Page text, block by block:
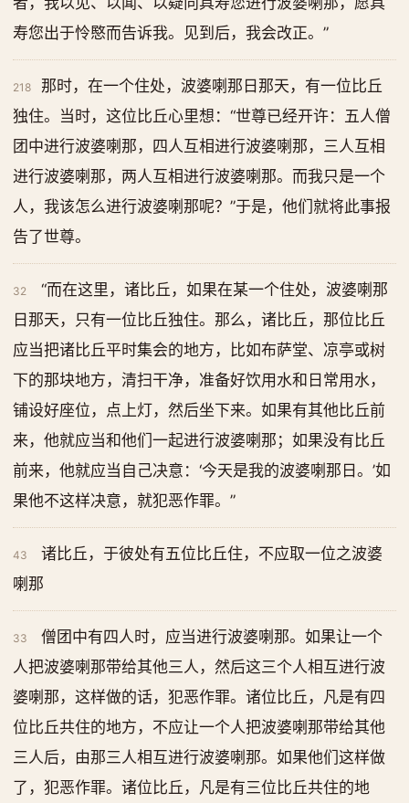
寿您出于怜愍而告诉我。见到后，我会改正。”
218
那时，在一个住处，波婆喇那日那天，有一位比丘
独住。当时，这位比丘心里想：“世尊已经开许：五人僧
团中进行波婆喇那，四人互相进行波婆喇那，三人互相
进行波婆喇那，两人互相进行波婆喇那。而我只是一个
人，我该怎么进行波婆喇那呢？”于是，他们就将此事报
告了世尊。
32
“而在这里，诸比丘，如果在某一个住处，波婆喇那
日那天，只有一位比丘独住。那么，诸比丘，那位比丘
应当把诸比丘平时集会的地方，比如布萨堂、凉亭或树
下的那块地方，清扫干净，准备好饮用水和日常用水，
铺设好座位，点上灯，然后坐下来。如果有其他比丘前
来，他就应当和他们一起进行波婆喇那；如果没有比丘
前来，他就应当自己决意：‘今天是我的波婆喇那日。’如
果他不这样决意，就犯恶作罪。”
43
诸比丘，于彼处有五位比丘住，不应取一位之波婆
喇那
33
僧团中有四人时，应当进行波婆喇那。如果让一个
人把波婆喇那带给其他三人，然后这三个人相互进行波
婆喇那，这样做的话，犯恶作罪。诸位比丘，凡是有四
位比丘共住的地方，不应让一个人把波婆喇那带给其他
三人后，由那三人相互进行波婆喇那。如果他们这样做
了，犯恶作罪。诸位比丘，凡是有三位比丘共住的地